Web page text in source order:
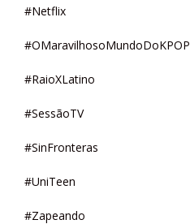
#Netflix
#OMaravilhosoMundoDoKPOP
#RaioXLatino
#SessãoTV
#SinFronteras
#UniTeen
#Zapeando